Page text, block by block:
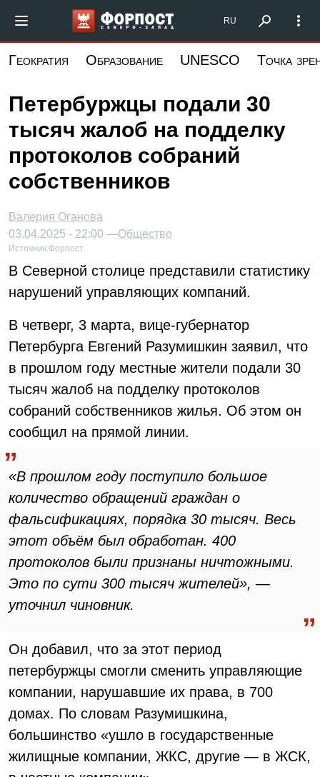
основному
Форпост Северо-Запад
RU
Геократия Образование UNESCO Точка
Петербуржцы подали 30
тысяч жалоб на подделку
протоколов собраний
собственников
Валерия Оганова
03.04.2025 - 22:00 —Общество
Источник:Форпост
В Северной столице представили статистику
нарушений управляющих компаний.
В четверг, 3 марта, вице-губернатор
Петербурга Евгений Разумишкин заявил, что
в прошлом году местные жители подали 30
тысяч жалоб на подделку протоколов
собраний собственников жилья. Об этом он
сообщил на прямой линии.
«В прошлом году поступило большое
количество обращений граждан о
фальсификациях, порядка 30 тысяч. Весь
этот объём был обработан. 400
протоколов были признаны ничтожными.
Это по сути 300 тысяч жителей», —
уточнил чиновник.
Он добавил, что за этот период
петербуржцы смогли сменить управляющие
компании, нарушавшие их права, в 700
домах. По словам Разумишкина,
большинство «ушло в государственные
жилищные компании, ЖКС, другие — в ЖСК,